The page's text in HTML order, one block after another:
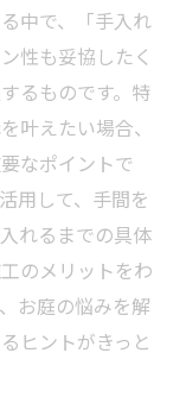
中で、「手入れ
性も妥協したく
るものです。特
叶えたい場合、
なポイントで
用して、手間を
れるまでの具体
のメリットをわ
お庭の悩みを解
ヒントがきっと